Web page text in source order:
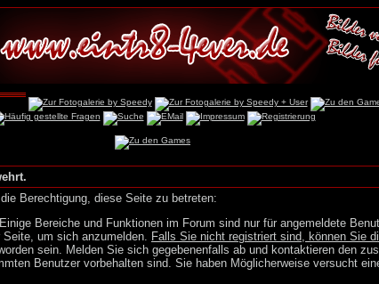
Berechtigung, diese Seite zu betreten:
Bereiche und Funktionen im Forum sind nur für angemeldete
um sich anzumelden. Falls Sie nicht registriert sind, können Sie
sein. Melden Sie sich gegebenenfalls ab und kontaktieren den
Benutzer vorbehalten sind. Sie haben Möglicherweise versucht